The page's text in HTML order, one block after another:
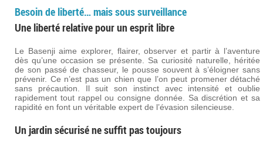
Besoin de liberté… mais sous surveillance
Une liberté relative pour un esprit libre
Le Basenji aime explorer, flairer, observer et partir à l’aventure
dès qu’une occasion se présente. Sa curiosité naturelle, héritée
de son passé de chasseur, le pousse souvent à s’éloigner sans
prévenir. Ce n’est pas un chien que l’on peut promener détaché
sans précaution. Il suit son instinct avec intensité et oublie
rapidement tout rappel ou consigne donnée. Sa discrétion et sa
rapidité en font un véritable expert de l’évasion silencieuse.
Un jardin sécurisé ne suffit pas toujours